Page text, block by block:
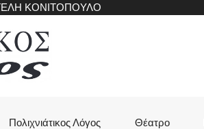
ΚΟΝΙΤΟΠΟΥΛΟ
Πολιχνιάτικος Λόγος Θέατρο